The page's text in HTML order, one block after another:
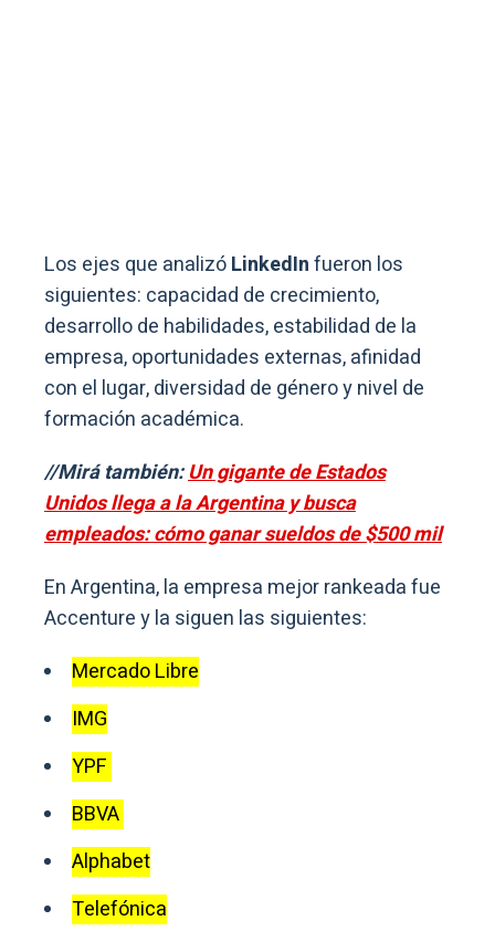
Los ejes que analizóLinkedInfueron los
siguientes: capacidad de crecimiento,
desarrollo de habilidades, estabilidad de la
empresa, oportunidades externas, afinidad
con el lugar, diversidad de género y nivel de
formación académica.
//Mirá también:Un gigante de Estados
Unidos llega a la Argentina y busca
empleados: cómo ganar sueldos de $500 mil
En Argentina, la empresa mejor rankeada fue
Accenture y la siguen las siguientes:
Mercado Libre
IMG
YPF
BBVA
Alphabet
Telefónica